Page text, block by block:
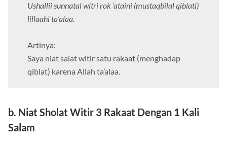
Ushallii sunnatal witri rok ‘ataini (mustaqbilal qiblati)
lillaahi ta’alaa.
Artinya:
Saya niat salat witir satu rakaat (menghadap
qiblat) karena Allah ta’alaa.
b. Niat Sholat Witir 3 Rakaat Dengan 1 Kali
Salam